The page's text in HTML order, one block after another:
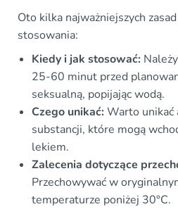
Oto kilka najważniejszych
stosowania:
Kiedy i jak stosować:
25-60 minut przed
seksualną, popijając wodą.
Czego unikać:Warto unikać
substancji, które mogą
lekiem.
Zalecenia dotyczące
Przechowywać w
temperaturze poniżej 30°C.